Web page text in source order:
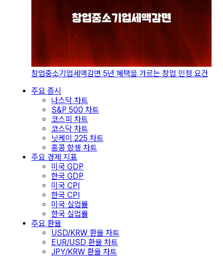
창업중소기업세액감면 5년 혜택을 가르는 창업 인정 요건
주요 증시
나스닥 차트
S&P 500 차트
코스피 차트
코스닥 차트
닛케이 225 차트
홍콩 항셍 차트
주요 경제 지표
미국 GDP
한국 GDP
미국 CPI
한국 CPI
미국 실업률
한국 실업률
주요 환율
USD/KRW 환율 차트
EUR/USD 환율 차트
JPY/KRW 환율 차트